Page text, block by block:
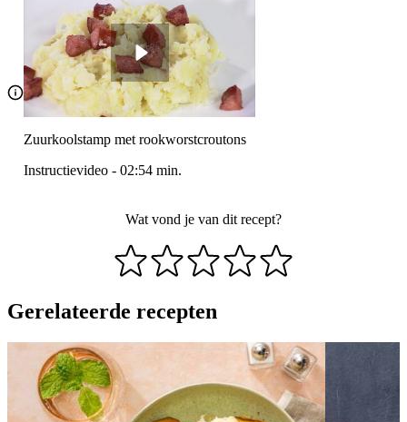
Zuurkoolstamp met rookworstcroutons
Instructievideo - 02:54 min.
Wat vond je van dit recept?
Gerelateerde recepten